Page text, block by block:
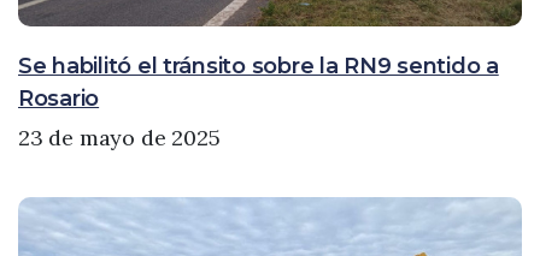
Se habilitó el tránsito sobre la RN9 sentido a
Rosario
23 de mayo de 2025